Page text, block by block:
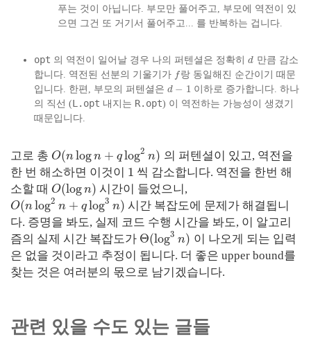
푸는 것이 아닙니다. 부모만 풀어주고, 부모에 역전이 있
으면 그건 또 거기서 풀어주고... 를 반복하는 겁니다.
opt 의 역전이 일어날 경우 나의 퍼텐셜은 정확히 d 만큼 감소
합니다. 역전된 선분의 기울기가 f 랑 동일해진 순간이기 때문
입니다. 한편, 부모의 퍼텐셜은 d − 1 이하로 증가합니다. 하나
의 직선 (L.opt 내지는 R.opt) 이 역전하는 가능성이 생겼기
때문입니다.
고로 총 O(nlogn + qlog2 n) 의 퍼텐셜이 있고, 역전을
한 번 해소하면 이것이 1 씩 감소합니다. 역전을 한번 해
소할 때 O(logn) 시간이 들었으니,
O(nlog2 n + qlog3 n) 시간 복잡도에 문제가 해결됩니
다. 증명을 봐도, 실제 코드 수행 시간을 봐도, 이 알고리
즘의 실제 시간 복잡도가 Θ(log3 n) 이 나오게 되는 입력
은 없을 것이라고 추정이 됩니다. 더 좋은 upper bound를
찾는 것은 여러분의 몫으로 남기겠습니다.
관련 있을 수도 있는 글들